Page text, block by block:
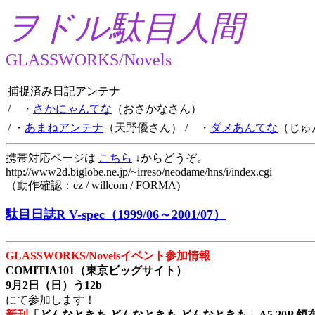
ヲドル駄目人間
GLASSWORKS/Novels
捕捉済み日記アンテナ
/ ・ さかにゃんてな （おさかなさん）
/ ・ あまねアンテナ （天野優さん） / ・ ダメあんてな （じ
携帯対応ページは こちら ↓からどうぞ。
http://www2d.biglobe.ne.jp/~irreso/neodame/hns/i/index.cgi
（動作確認：ez / willcom / FORMA)
駄目日誌R V-spec（1999/06～2001/07）
GLASSWORKS/Novelsイベント参加情報
COMITIA101（東京ビッグサイト）
9月2日（日）う12b
にて参加します！